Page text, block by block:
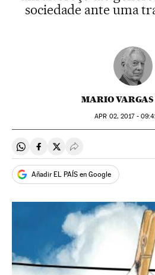
sociedade ante uma
MARIO
APR 02, 2017 -
Compartir en Whatsapp
Compartir en Facebook
Compartir en Twitter
Desplegar Redes
Añadir EL PAÍS en Google